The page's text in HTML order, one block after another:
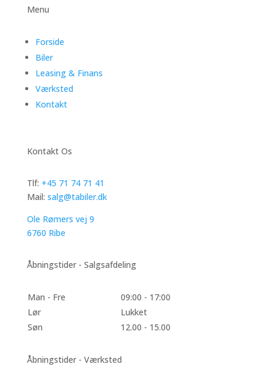
Menu
Forside
Biler
Leasing & Finans
Værksted
Kontakt
Kontakt Os
Tlf: +45 71 74 71 41
Mail: salg@tabiler.dk
Ole Rømers vej 9
6760 Ribe
Åbningstider - Salgsafdeling
Man - Fre
09:00 - 17:00
Lør
Lukket
Søn
12.00 - 15.00
Åbningstider - Værksted